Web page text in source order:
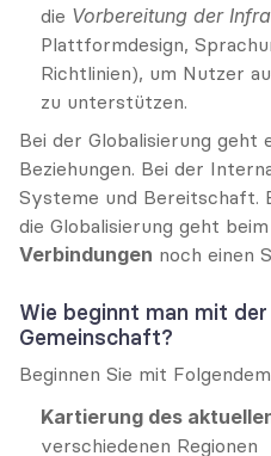
die Vorbereitung der
Plattformdesign,
Richtlinien), um Nutzer
zu unterstützen.
Bei der Globalisierung geht
Beziehungen. Bei der
Systeme und Bereitschaft.
die Globalisierung geht beim
Verbindungen noch einen
Wie beginnt man mit
Gemeinschaft?
Beginnen Sie mit
Kartierung des
verschiedenen Regionen